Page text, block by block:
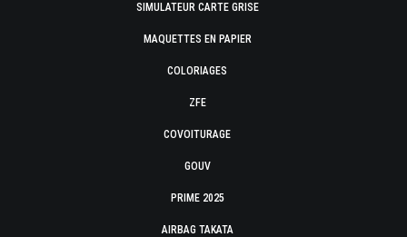
SIMULATEUR CARTE GRISE
MAQUETTES EN PAPIER
COLORIAGES
ZFE
COVOITURAGE
GOUV
PRIME 2025
AIRBAG TAKATA